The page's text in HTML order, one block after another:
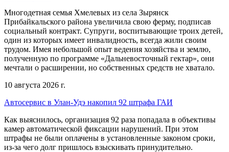
Многодетная семья Хмелевых из села Зырянск
Прибайкальского района увеличила свою ферму, подписав
социальный контракт. Супруги, воспитывающие троих детей,
один из которых имеет инвалидность, всегда жили своим
трудом. Имея небольшой опыт ведения хозяйства и землю,
полученную по программе «Дальневосточный гектар», они
мечтали о расширении, но собственных средств не хватало.
10 августа 2026 г.
Автосервис в Улан-Удэ накопил 92 штрафа ГАИ
Как выяснилось, организация 92 раза попадала в объективы
камер автоматической фиксации нарушений. При этом
штрафы не были оплачены в установленные законом сроки,
из-за чего долг пришлось взыскивать принудительно.